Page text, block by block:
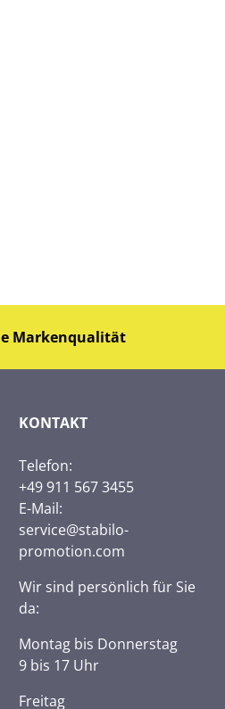
Markenqualität
KONTAKT
Telefon:
+49 911 567 3455
E-Mail:
service@stabilo-
promotion.com
Wir sind persönlich für Sie
da:
Montag bis Donnerstag
9 bis 17 Uhr
Freitag